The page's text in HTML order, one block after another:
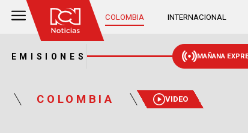
COLOMBIA INTERNACIONAL
EMISIONES MAÑANA
COLOMBIA VIDEO